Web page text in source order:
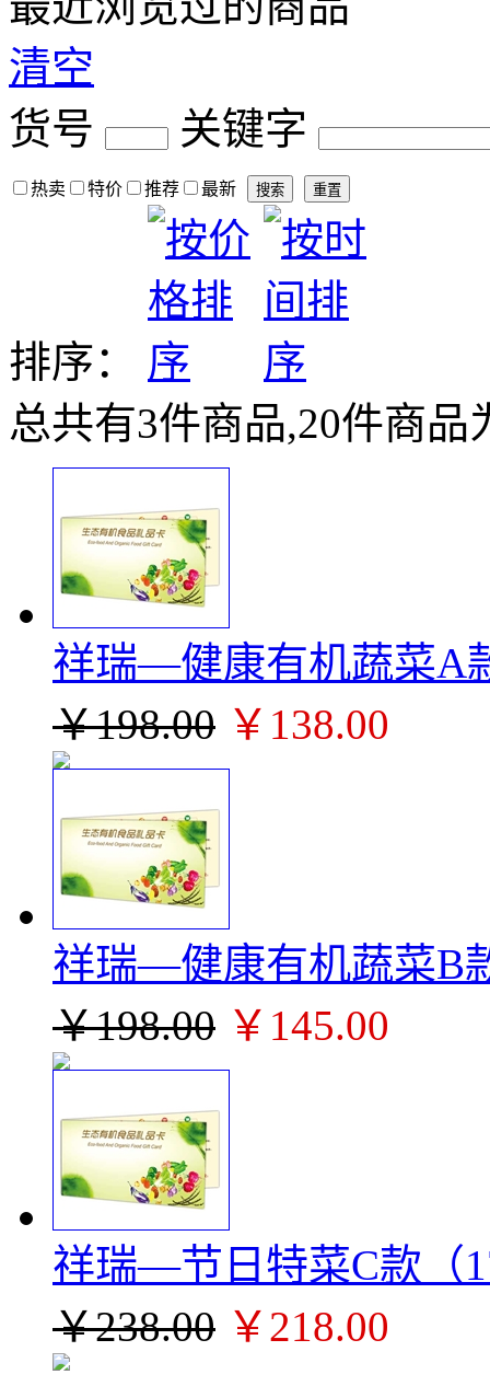
清空
货号
关键字
热卖 特价 推荐 最新
排序：
总共有3件商品,20件商品
祥瑞—健康有机蔬菜A
￥198.00 ￥138.00
祥瑞—健康有机蔬菜B
￥198.00 ￥145.00
祥瑞—节日特菜C款（
￥238.00 ￥218.00